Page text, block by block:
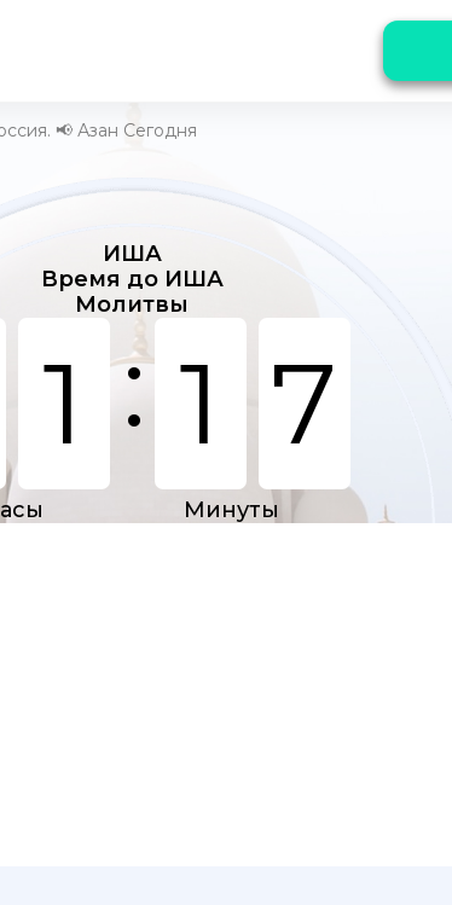
📢 Азан Сегодня
ИША
Время до ИША
Молитвы
1 : 1 7
Минуты